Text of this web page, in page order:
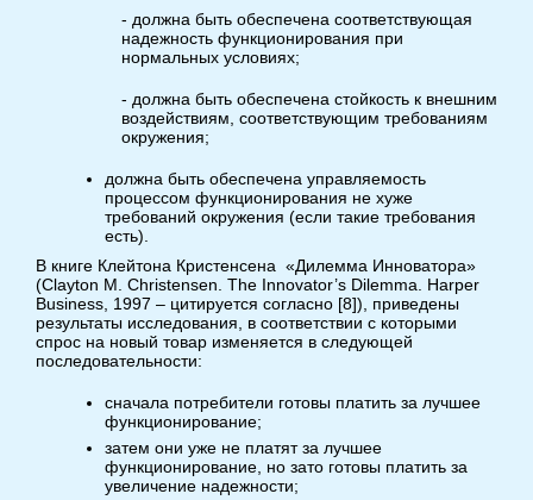
- должна быть обеспечена соответствующая
надежность функционирования при
нормальных условиях;
- должна быть обеспечена стойкость к внешним
воздействиям, соответствующим требованиям
окружения;
должна быть обеспечена управляемость
процессом функционирования не хуже
требований окружения (если такие требования
есть).
В книге Клейтона Кристенсена «Дилемма Инноватора»
(Clayton M. Christensen. The Innovator’s Dilemma. Harper
Business, 1997 – цитируется согласно [8]), приведены
результаты исследования, в соответствии с которыми
спрос на новый товар изменяется в следующей
последовательности:
сначала потребители готовы платить за лучшее
функционирование;
затем они уже не платят за лучшее
функционирование, но зато готовы платить за
увеличение надежности;